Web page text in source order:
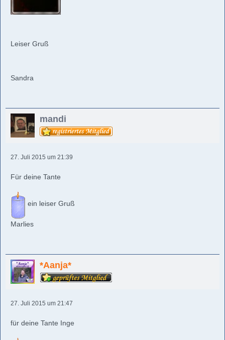
Leiser Gruß
Sandra
mandi
27. Juli 2015 um 21:39
Für deine Tante
ein leiser Gruß
Marlies
*Aanja*
27. Juli 2015 um 21:47
für deine Tante Inge